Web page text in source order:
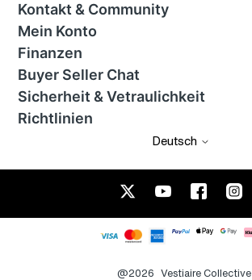
Kontakt & Community
Mein Konto
Finanzen
Buyer Seller Chat
Sicherheit & Vetraulichkeit
Richtlinien
Deutsch
@2026 Vestiaire Collective